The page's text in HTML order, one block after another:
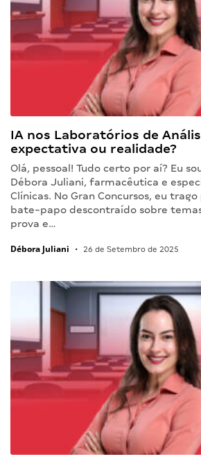
IA nos Laboratórios de
expectativa ou realidade?
Olá, pessoal! Tudo certo por aí? Eu
Débora Juliani, farmacêutica e
Clínicas. No Gran Concursos, eu
bate-papo descontraído sobre
prova e…
Débora Juliani • 26 de Setembro de 2025